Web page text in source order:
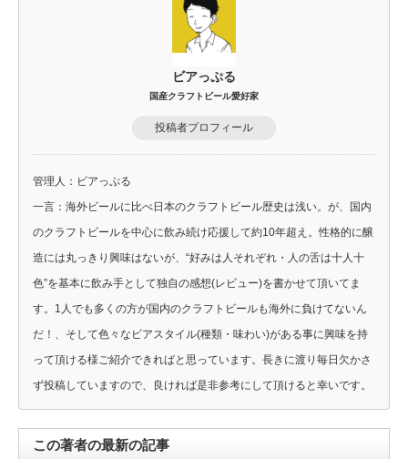
ビアっぷる
国産クラフトビール愛好家
投稿者プロフィール
管理人：ビアっぷる
一言：海外ビールに比べ日本のクラフトビール歴史は浅い。が、国内
のクラフトビールを中心に飲み続け応援して約10年超え。性格的に醸
造には丸っきり興味はないが、“好みは人それぞれ・人の舌は十人十
色”を基本に飲み手として独自の感想(レビュー)を書かせて頂いてま
す。1人でも多くの方が国内のクラフトビールも海外に負けてないん
だ！、そして色々なビアスタイル(種類・味わい)がある事に興味を持
って頂ける様ご紹介できればと思っています。長きに渡り毎日欠かさ
ず投稿していますので、良ければ是非参考にして頂けると幸いです。
この著者の最新の記事